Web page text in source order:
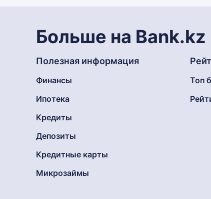
Больше на Bank.kz
Полезная информация
Финансы
Ипотека
Кредиты
Депозиты
Кредитные карты
Микрозаймы
Топ